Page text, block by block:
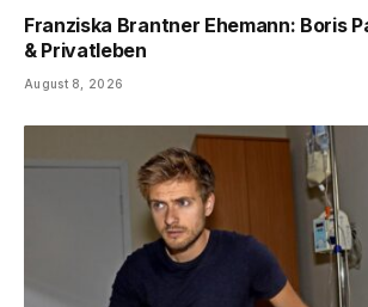
Franziska Brantner Ehemann: Boris
& Privatleben
August 8, 2026